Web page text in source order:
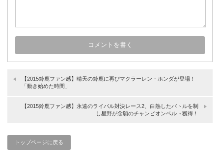
【2015鈴鹿ファン感】晴天の鈴鹿に再びマクラーレン・ホンダが登場！
「動き始めた時間」
【2015鈴鹿ファン感】永遠のライバル対決レース2、白熱したバトルを制
し星野が念願のチャンピオンベルト獲得！
トップページに戻る